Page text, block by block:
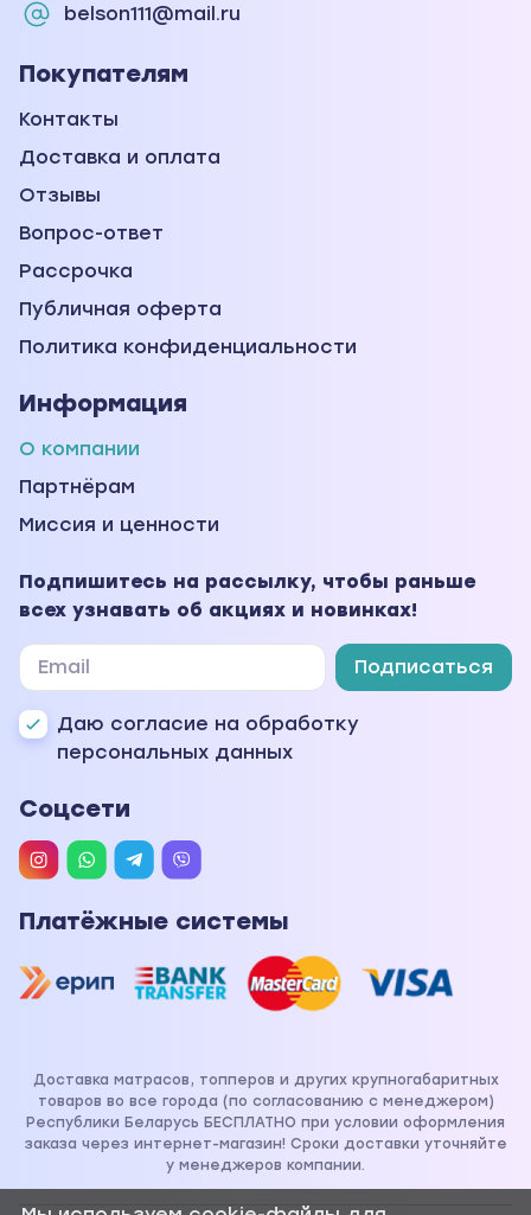
belson111@mail.ru
Покупателям
Контакты
Доставка и оплата
Отзывы
Вопрос-ответ
Рассрочка
Публичная оферта
Политика конфиденциальности
Информация
О компании
Партнёрам
Миссия и ценности
Подпишитесь на рассылку, чтобы раньше
всех узнавать об акциях и новинках!
Подписаться
Даю согласие на обработку
персональных данных
Соцсети
Платёжные системы
Доставка матрасов, топперов и других крупногабаритных
товаров во все города (по согласованию с менеджером)
Республики Беларусь БЕСПЛАТНО при условии оформления
заказа через интернет-магазин! Сроки доставки уточняйте
у менеджеров компании.